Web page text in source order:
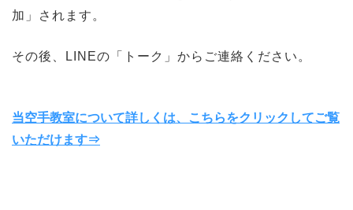
加」されます。
その後、LINEの「トーク」からご連絡ください。
当空手教室について詳しくは、こちらをクリックしてご覧
いただけます⇒